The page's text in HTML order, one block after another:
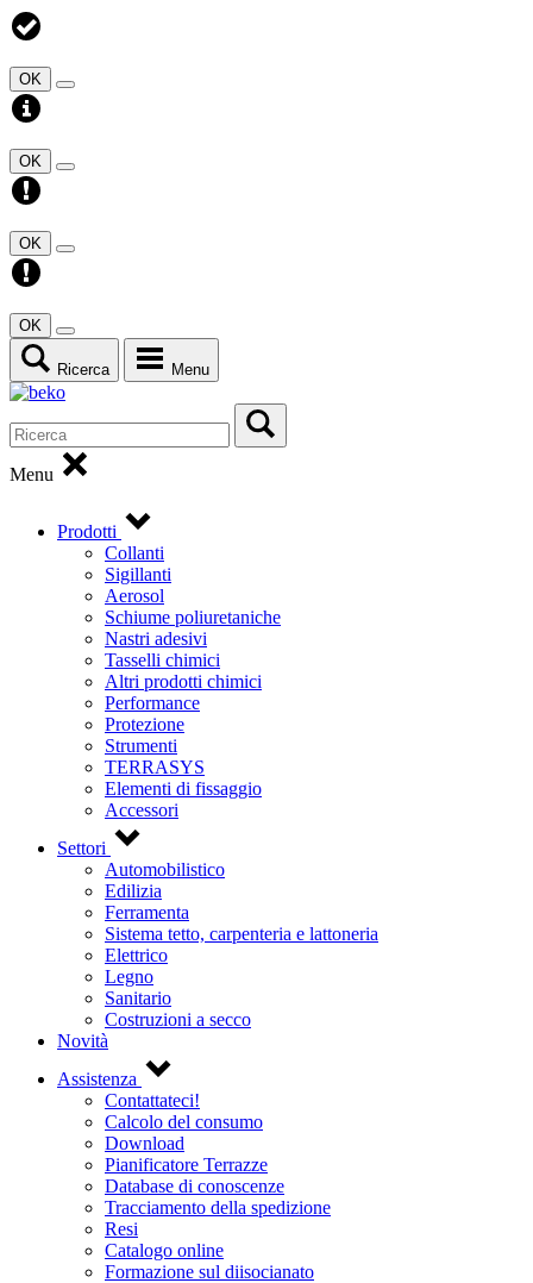
OK
OK
OK
OK
Ricerca Menu
Menu
Prodotti
Collanti
Sigillanti
Aerosol
Schiume poliuretaniche
Nastri adesivi
Tasselli chimici
Altri prodotti chimici
Performance
Protezione
Strumenti
TERRASYS
Elementi di fissaggio
Accessori
Settori
Automobilistico
Edilizia
Ferramenta
Sistema tetto, carpenteria e lattoneria
Elettrico
Legno
Sanitario
Costruzioni a secco
Novità
Assistenza
Contattateci!
Calcolo del consumo
Download
Pianificatore Terrazze
Database di conoscenze
Tracciamento della spedizione
Resi
Catalogo online
Formazione sul diisocianato